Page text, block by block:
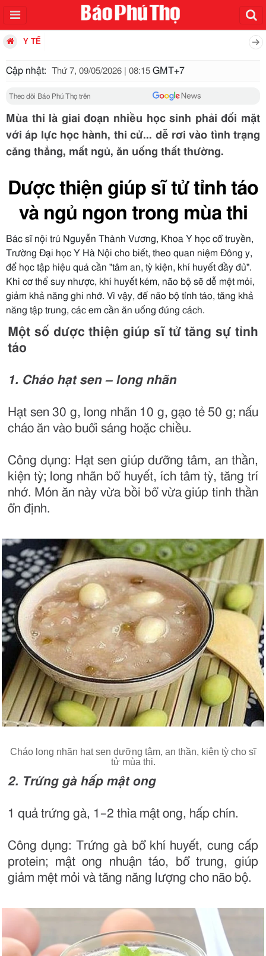
Y TẾ
Cập nhật: Thứ 7, 09/05/2026 | 08:15 GMT+7
Theo dõi Báo Phú Thọ trên
Mùa thi là giai đoạn nhiều học sinh phải đối mặt
với áp lực học hành, thi cử... dễ rơi vào tình trạng
căng thẳng, mất ngủ, ăn uống thất thường.
Dược thiện giúp sĩ tử tỉnh táo
và ngủ ngon trong mùa thi
Bác sĩ nội trú Nguyễn Thành Vương, Khoa Y học cổ truyền,
Trường Đại học Y Hà Nội cho biết, theo quan niệm Đông y,
để học tập hiệu quả cần "tâm an, tỳ kiện, khí huyết đầy đủ".
Khi cơ thể suy nhược, khí huyết kém, não bộ sẽ dễ mệt mỏi,
giảm khả năng ghi nhớ. Vì vậy, để não bộ tỉnh táo, tăng khả
năng tập trung, các em cần ăn uống đúng cách.
Một số dược thiện giúp sĩ tử tăng sự tỉnh
táo
1. Cháo hạt sen – long nhãn
Hạt sen 30 g, long nhãn 10 g, gạo tẻ 50 g; nấu
cháo ăn vào buổi sáng hoặc chiều.
Công dụng: Hạt sen giúp dưỡng tâm, an thần,
kiện tỳ; long nhãn bổ huyết, ích tâm tỳ, tăng trí
nhớ. Món ăn này vừa bồi bổ vừa giúp tinh thần
ổn định.
Cháo long nhãn hạt sen dưỡng tâm, an thần, kiện tỳ cho sĩ
tử mùa thi.
2. Trứng gà hấp mật ong
1 quả trứng gà, 1–2 thìa mật ong, hấp chín.
Công dụng: Trứng gà bổ khí huyết, cung cấp
protein; mật ong nhuận táo, bổ trung, giúp
giảm mệt mỏi và tăng năng lượng cho não bộ.